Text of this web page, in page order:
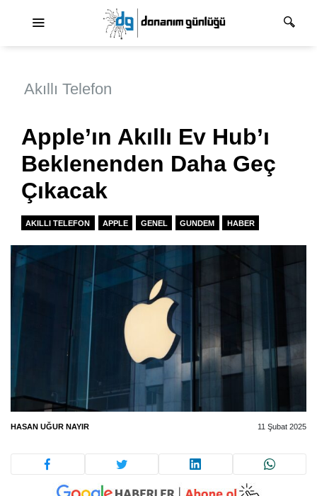
Akıllı Telefon
Apple’ın Akıllı Ev Hub’ı
Beklenenden Daha Geç
Çıkacak
AKILLI TELEFON APPLE GENEL GUNDEM HABER
HASAN UĞUR NAYIR 11 Şubat 2025